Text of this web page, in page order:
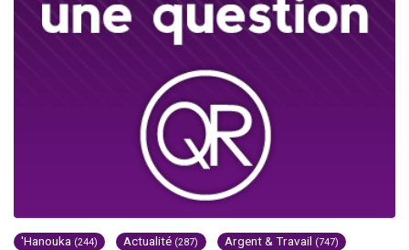
'Hanouka (244) Actualité (287) Argent & Travail (747)